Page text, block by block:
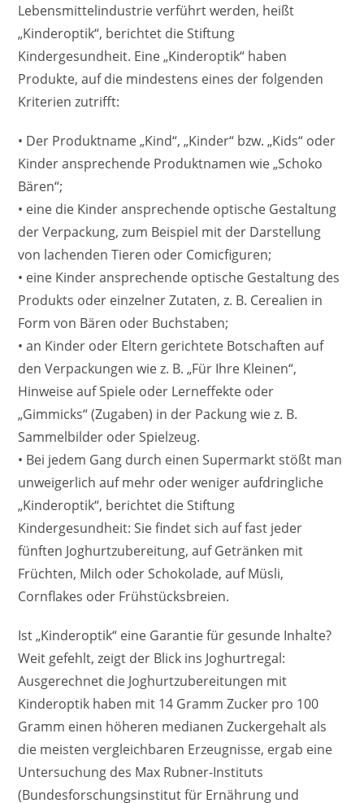
Lebensmittelindustrie verführt werden, heißt
„Kinderoptik“, berichtet die Stiftung
Kindergesundheit. Eine „Kinderoptik“ haben
Produkte, auf die mindestens eines der folgenden
Kriterien zutrifft:
• Der Produktname „Kind“, „Kinder“ bzw. „Kids“ oder
Kinder ansprechende Produktnamen wie „Schoko
Bären“;
• eine die Kinder ansprechende optische Gestaltung
der Verpackung, zum Beispiel mit der Darstellung
von lachenden Tieren oder Comicfiguren;
• eine Kinder ansprechende optische Gestaltung des
Produkts oder einzelner Zutaten, z. B. Cerealien in
Form von Bären oder Buchstaben;
• an Kinder oder Eltern gerichtete Botschaften auf
den Verpackungen wie z. B. „Für Ihre Kleinen“,
Hinweise auf Spiele oder Lerneffekte oder
„Gimmicks“ (Zugaben) in der Packung wie z. B.
Sammelbilder oder Spielzeug.
• Bei jedem Gang durch einen Supermarkt stößt man
unweigerlich auf mehr oder weniger aufdringliche
„Kinderoptik“, berichtet die Stiftung
Kindergesundheit: Sie findet sich auf fast jeder
fünften Joghurtzubereitung, auf Getränken mit
Früchten, Milch oder Schokolade, auf Müsli,
Cornflakes oder Frühstücksbreien.
Ist „Kinderoptik“ eine Garantie für gesunde Inhalte?
Weit gefehlt, zeigt der Blick ins Joghurtregal:
Ausgerechnet die Joghurtzubereitungen mit
Kinderoptik haben mit 14 Gramm Zucker pro 100
Gramm einen höheren medianen Zuckergehalt als
die meisten vergleichbaren Erzeugnisse, ergab eine
Untersuchung des Max Rubner-Instituts
(Bundesforschungsinstitut für Ernährung und